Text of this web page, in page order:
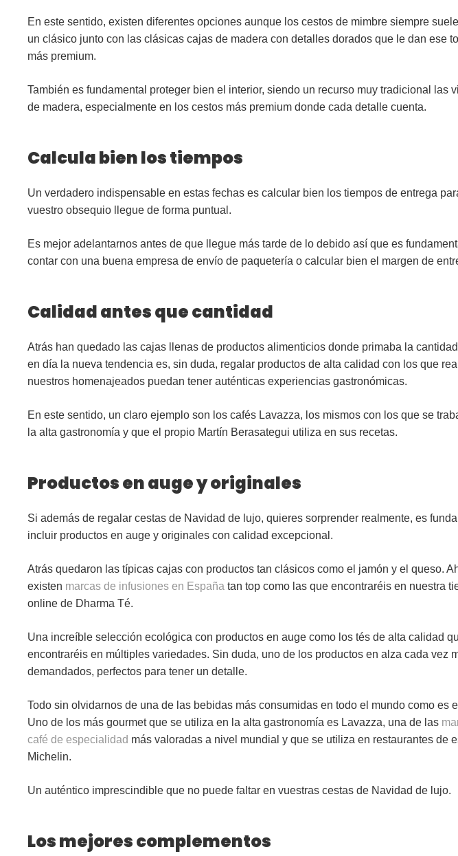
En este sentido, existen diferentes opciones aunque los cestos de mimbre siempre
un clásico junto con las clásicas cajas de madera con detalles dorados que le dan ese
más premium.
También es fundamental proteger bien el interior, siendo un recurso muy tradicional las
de madera, especialmente en los cestos más premium donde cada detalle cuenta.
Calcula bien los tiempos
Un verdadero indispensable en estas fechas es calcular bien los tiempos de entrega
vuestro obsequio llegue de forma puntual .
Es mejor adelantarnos antes de que llegue más tarde de lo debido así que es
contar con una buena empresa de envío de paquetería o calcular bien el margen de
Calidad antes que cantidad
Atrás han quedado las cajas llenas de productos alimenticios donde primaba la
en día la nueva tendencia es, sin duda, regalar productos de alta calidad con los que
nuestros homenajeados puedan tener auténticas experiencias gastronómicas.
En este sentido, un claro ejemplo son los cafés Lavazza, los mismos con los que se
la alta gastronomía y que el propio Martín Berasategui utiliza en sus recetas.
Productos en auge y originales
Si además de regalar cestas de Navidad de lujo, quieres sorprender realmente, es
incluir productos en auge y originales con calidad excepcional.
Atrás quedaron las típicas cajas con productos tan clásicos como el jamón y el queso.
existen marcas de infusiones en España tan top como las que encontraréis en nuestra
online de Dharma Té.
Una increíble selección ecológica con productos en auge como los tés de alta calidad
encontraréis en múltiples variedades. Sin duda, uno de los productos en alza cada vez
demandados, perfectos para tener un detalle.
Todo sin olvidarnos de una de las bebidas más consumidas en todo el mundo como es el
Uno de los más gourmet que se utiliza en la alta gastronomía es Lavazza, una de las
café de especialidad más valoradas a nivel mundial y que se utiliza en restaurantes de
Michelin.
Un auténtico imprescindible que no puede faltar en vuestras cestas de Navidad de lujo.
Los mejores complementos